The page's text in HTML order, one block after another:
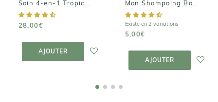
28,00€
AJOUTER
PANIER
Existe en 2 variations
5,00€
AJOUTER
PANIER